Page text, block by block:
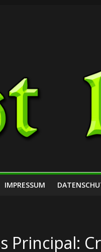
IMPRESSUM
Principal: